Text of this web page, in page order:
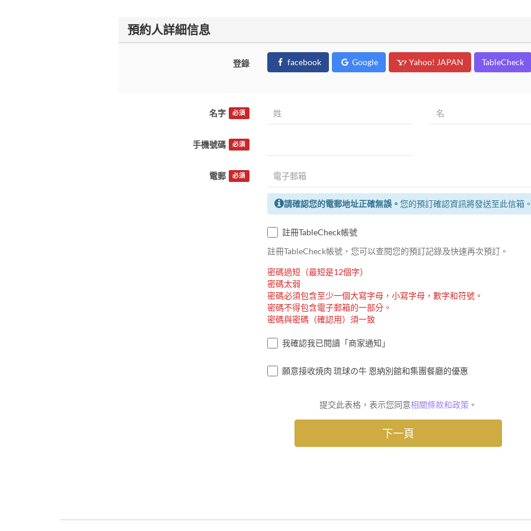
預約人詳細信息
登錄 facebook Google Yahoo! JAPAN TableCheck
名字 必須
手機號碼 必須
電郵 必須
請確認您的電郵地址正確無誤。 您的預訂確認資訊將發送至此信箱
註冊TableCheck帳號
註冊TableCheck帳號，您可以查閱您的預訂記錄及快速再次預訂。
密碼過短（最短是12個字）
密碼太弱
密碼必須包含至少一個大寫字母，小寫字母，數字和符號。
密碼不得包含電子郵箱的一部分。
密碼與密碼（確認用）須一致
我確認我已閱讀「商家通知」
願意接收焼肉 琉球の牛 恩納別館和集團餐廳的優惠
提交此表格，表示您同意相關條款和政策。